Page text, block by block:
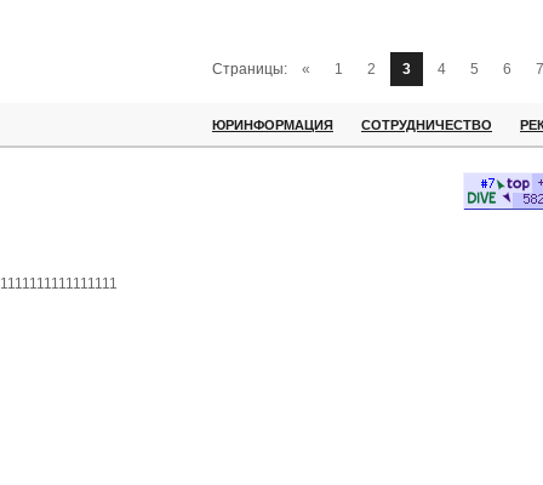
Страницы: « 1 2 3 4 5 6 7
ЮРИНФОРМАЦИЯ СОТРУДНИЧЕСТВО
1111111111111111